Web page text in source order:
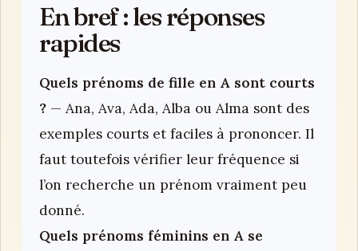
En bref : les réponses
rapides
Quels prénoms de fille en A sont courts
? — Ana, Ava, Ada, Alba ou Alma sont des
exemples courts et faciles à prononcer. Il
faut toutefois vérifier leur fréquence si
l’on recherche un prénom vraiment peu
donné.
Quels prénoms féminins en A se